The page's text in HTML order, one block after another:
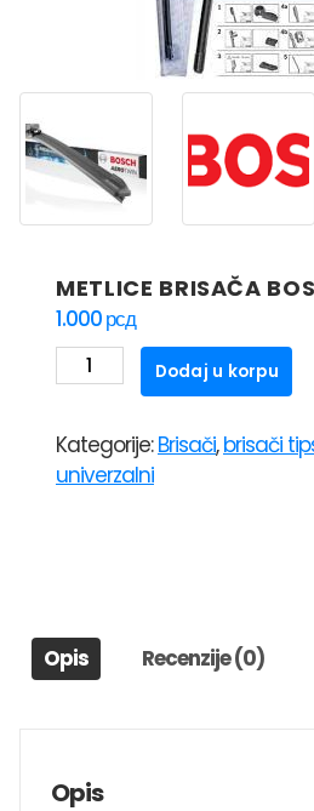
METLICE BRISAČA
1.000рсд
METLICE
BRISAČA
45
cm
Dodaj u korpu
Kategorije:Brisači,brisači
univerzalni
Opis Recenzije (0)
Opis